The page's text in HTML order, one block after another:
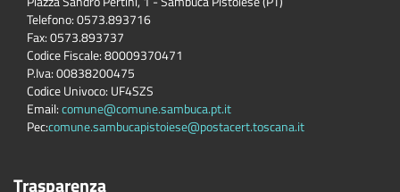
Telefono: 0573.893716
Fax: 0573.893737
Codice Fiscale: 80009370471
P.Iva: 00838200475
Codice Univoco: UF4SZS
Email:comune@comune.sambuca.pt.it
Pec:comune.sambucapistoiese@postacert.toscana.it
Trasparenza